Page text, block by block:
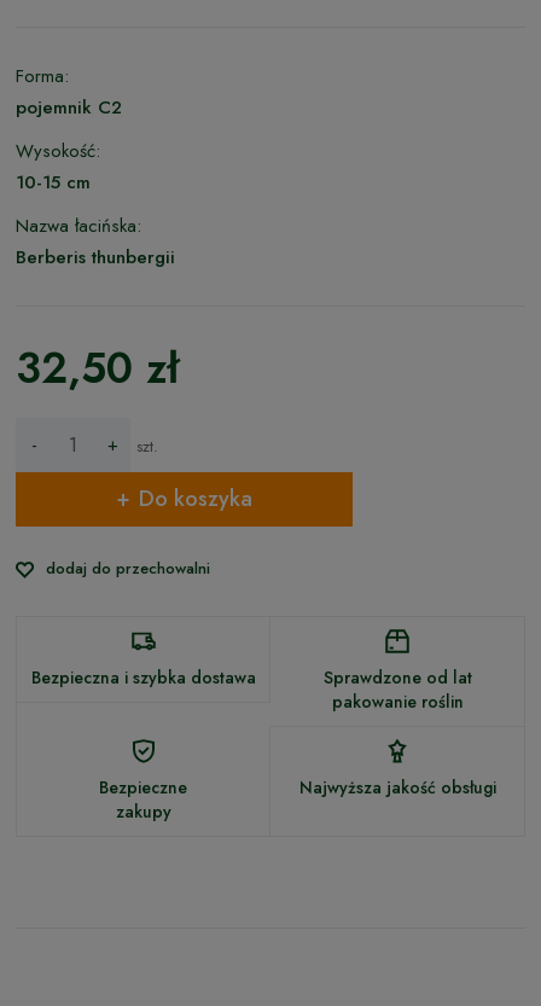
Forma:
pojemnik C2
Wysokość:
10-15 cm
Nazwa łacińska:
Berberis thunbergii
32,50 zł
- + szt.
Do koszyka
dodaj do przechowalni
Bezpieczna i szybka dostawa
Sprawdzone od lat
pakowanie roślin
Bezpieczne
zakupy
Najwyższa jakość obsługi